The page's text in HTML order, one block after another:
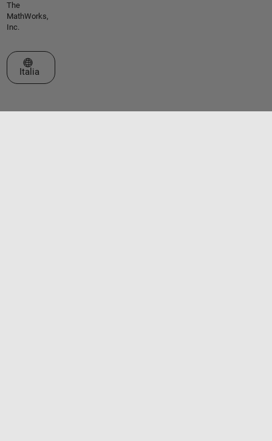
The
MathWorks,
Inc.
Seleziona un sito web
Italia